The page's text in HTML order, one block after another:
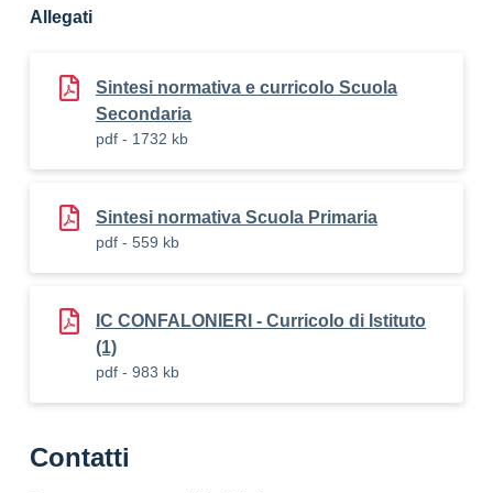
Allegati
Sintesi normativa e curricolo Scuola
Secondaria
pdf - 1732 kb
Sintesi normativa Scuola Primaria
pdf - 559 kb
IC CONFALONIERI - Curricolo di Istituto
(1)
pdf - 983 kb
Contatti